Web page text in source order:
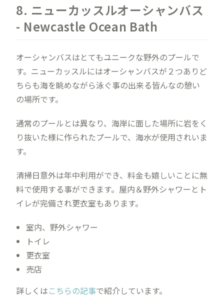
8. ニューカッスルオーシャンバス
- Newcastle Ocean Bath
オーシャンバスはとてもユニークな野外のプールで
す。ニューカッスルにはオーシャンバスが２つありど
ちらも海を眺めながら泳ぐ事の出来る皆んなの憩い
の場所です。
通常のプールとは異なり、海岸に面した場所に岩をく
り抜いた様に作られたプールで、海水が使用されいま
す。
清掃日意外は年中利用ができ、料金も嬉しいことに無
料で使用する事ができます。屋内＆野外シャワーとト
イレが完備され更衣室もあります。
室内、野外シャワー
トイレ
更衣室
売店
詳しくはこちらの記事で紹介しています。